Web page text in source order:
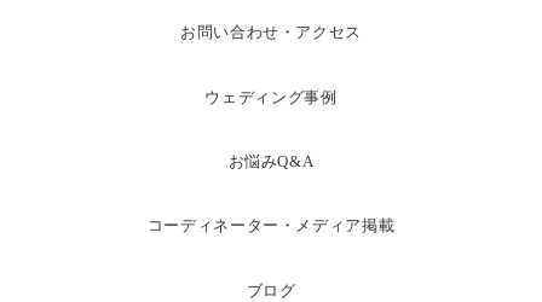
お問い合わせ・アクセス
ウェディング事例
お悩みQ&A
コーディネーター・メディア掲載
ブログ